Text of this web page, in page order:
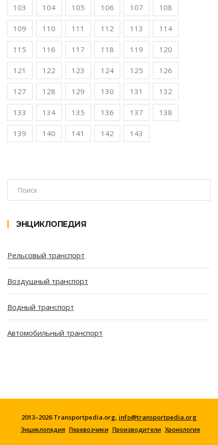
103 104 105 106 107 108
109 110 111 112 113 114
115 116 117 118 119 120
121 122 123 124 125 126
127 128 129 130 131 132
133 134 135 136 137 138
139 140 141 142 143
ЭНЦИКЛОПЕДИЯ
Рельсовый транспорт
Воздушный транспорт
Водный транспорт
Автомобильный транспорт
2013–2026 Transportpedia.org, info@transportpedia.org
Энциклопедия Перевозчики Производители Хронология